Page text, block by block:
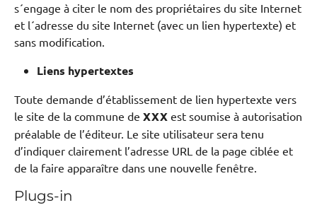
s´engage à citer le nom des propriétaires du site Internet
et l´adresse du site Internet (avec un lien hypertexte) et
sans modification.
Liens hypertextes
Toute demande d’établissement de lien hypertexte vers
le site de la commune de XXX est soumise à autorisation
préalable de l’éditeur. Le site utilisateur sera tenu
d’indiquer clairement l’adresse URL de la page ciblée et
de la faire apparaître dans une nouvelle fenêtre.
Plugs-in